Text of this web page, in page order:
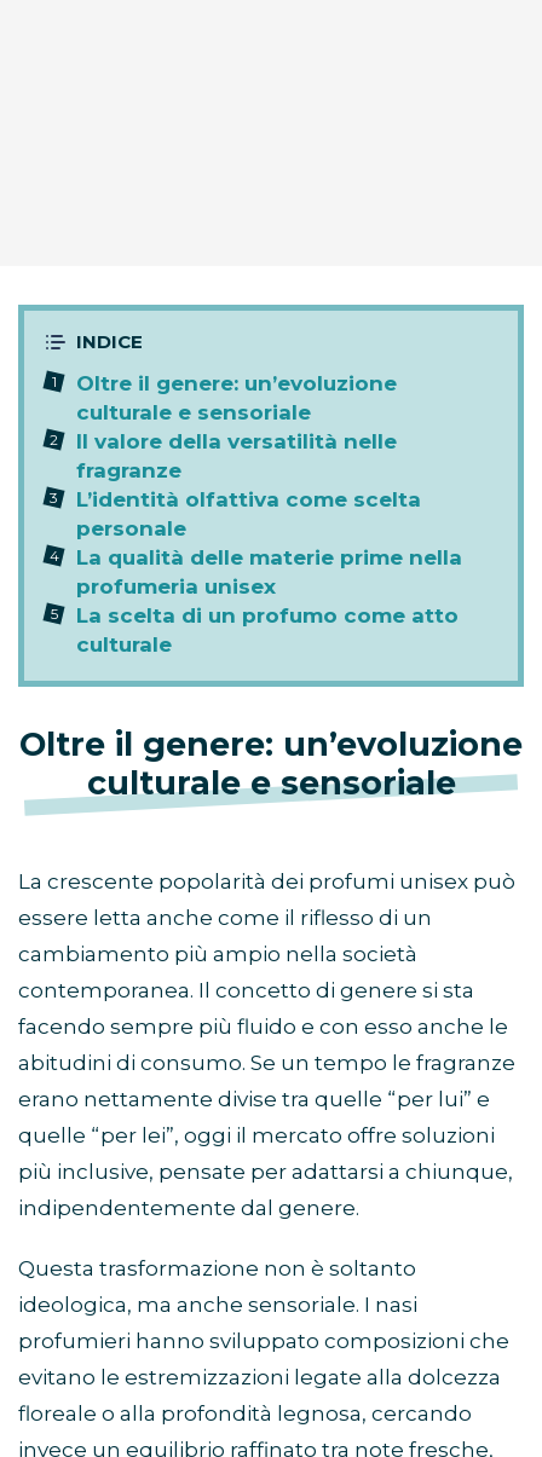
Oltre il genere: un’evoluzione
culturale e sensoriale
Il valore della versatilità nelle
fragranze
L’identità olfattiva come scelta
personale
La qualità delle materie prime nella
profumeria unisex
La scelta di un profumo come atto
culturale
Oltre il genere: un’evoluzione
culturale e sensoriale
La crescente popolarità dei profumi unisex può
essere letta anche come il riflesso di un
cambiamento più ampio nella società
contemporanea. Il concetto di genere si sta
facendo sempre più fluido e con esso anche le
abitudini di consumo. Se un tempo le fragranze
erano nettamente divise tra quelle “per lui” e
quelle “per lei”, oggi il mercato offre soluzioni
più inclusive, pensate per adattarsi a chiunque,
indipendentemente dal genere.
Questa trasformazione non è soltanto
ideologica, ma anche sensoriale. I nasi
profumieri hanno sviluppato composizioni che
evitano le estremizzazioni legate alla dolcezza
floreale o alla profondità legnosa, cercando
invece un equilibrio raffinato tra note fresche,